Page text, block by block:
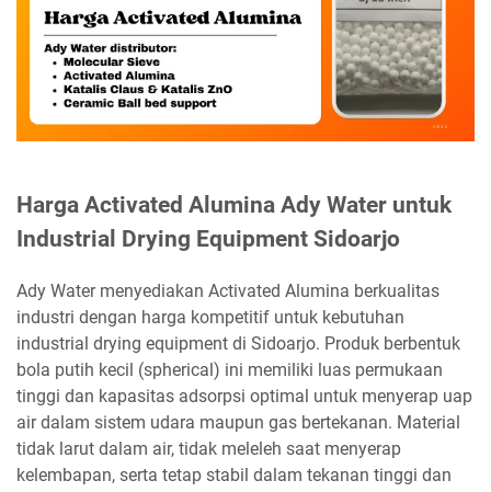
Harga Activated Alumina Ady Water untuk
Industrial Drying Equipment Sidoarjo
Ady Water menyediakan Activated Alumina berkualitas
industri dengan harga kompetitif untuk kebutuhan
industrial drying equipment di Sidoarjo. Produk berbentuk
bola putih kecil (spherical) ini memiliki luas permukaan
tinggi dan kapasitas adsorpsi optimal untuk menyerap uap
air dalam sistem udara maupun gas bertekanan. Material
tidak larut dalam air, tidak meleleh saat menyerap
kelembapan, serta tetap stabil dalam tekanan tinggi dan